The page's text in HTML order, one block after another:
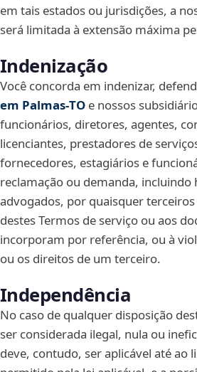
em tais estados ou jurisdições, a
será limitada à extensão máxima
Indenização
Você concorda em indenizar,
em Palmas‑TO e nossos
funcionários, diretores, agentes,
licenciantes, prestadores de
fornecedores, estagiários e
reclamação ou demanda, incluindo
advogados, por quaisquer
destes Termos de serviço ou aos
incorporam por referência, ou à
ou os direitos de um terceiro.
Independência
No caso de qualquer disposição
ser considerada ilegal, nula ou
deve, contudo, ser aplicável até ao